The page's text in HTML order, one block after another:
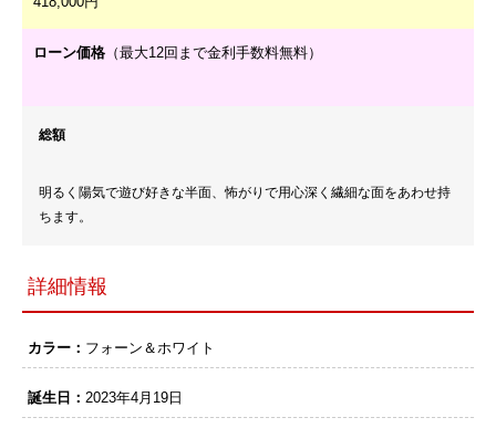
ローン価格 （最大12回まで金利手数料無料）
総額
明るく陽気で遊び好きな半面、怖がりで用心深く繊細な面をあわせ持
ちます。
詳細情報
カラー： フォーン＆ホワイト
誕生日： 2023年4月19日